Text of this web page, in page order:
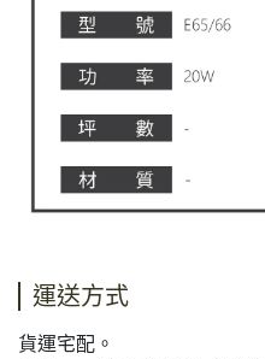
運送方式
貨運宅配。